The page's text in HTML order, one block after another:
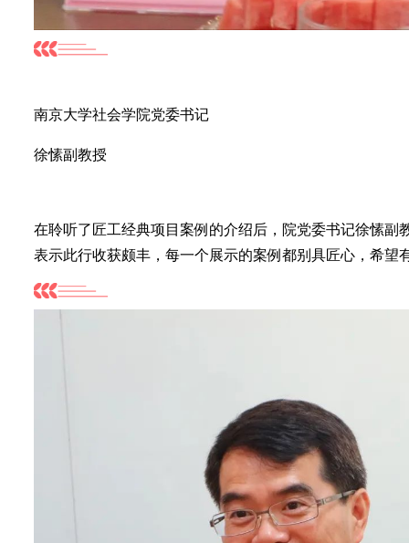
南京大学社会学院党委书记
徐愫副教授
在聆听了匠工经典项目案例的介绍后，院党委书记徐愫副
表示此行收获颇丰，每一个展示的案例都别具匠心，希望